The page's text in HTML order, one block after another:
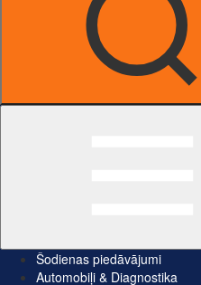
Šodienas piedāvājumi
Automobiļi & Diagnostika